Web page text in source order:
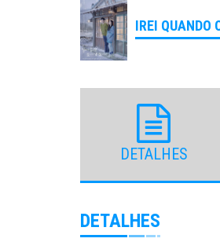
IREI QUANDO
DETALHES
DETALHES